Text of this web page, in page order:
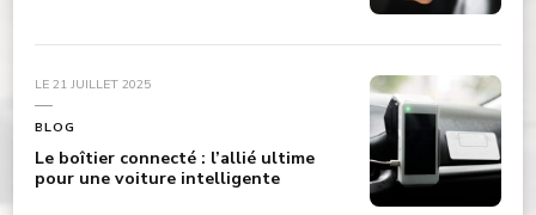
LE 21 JUILLET 2025
BLOG
Le boîtier connecté : l’allié ultime
pour une voiture intelligente